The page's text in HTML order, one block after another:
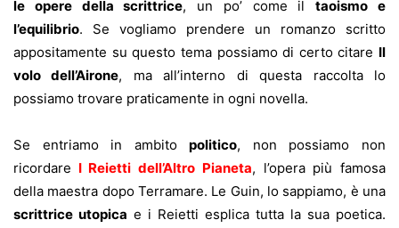
le opere della scrittrice, un po’ come iltaoismo e
l’equilibrio. Se vogliamo prendere un romanzo scritto
appositamente su questo tema possiamo di certo citare Il
volo dell’Airone, ma all’interno di questa raccolta lo
possiamo trovare praticamente in ogni novella.
Se entriamo in ambitopolitico, non possiamo non
ricordare I Reietti dell’Altro Pianeta, l’opera più famosa
della maestra dopo Terramare. Le Guin, lo sappiamo, è una
scrittrice utopica e i Reietti esplica tutta la sua poetica.